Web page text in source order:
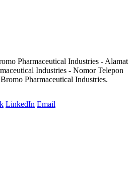
Pharmaceutical Industries - Alamat
Industries - Nomor Telepon
Pharmaceutical Industries.
LinkedIn Email